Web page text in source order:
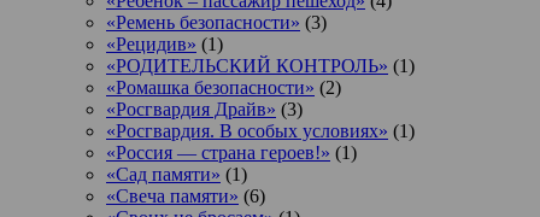
«Ремень безопасности» (3)
«Рецидив» (1)
«РОДИТЕЛЬСКИЙ КОНТРОЛЬ» (1)
«Ромашка безопасности» (2)
«Росгвардия Драйв» (3)
«Росгвардия. В особых условиях» (1)
«Россия — страна героев!» (1)
«Сад памяти» (1)
«Свеча памяти» (6)